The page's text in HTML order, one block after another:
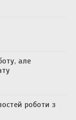
але
роботи з